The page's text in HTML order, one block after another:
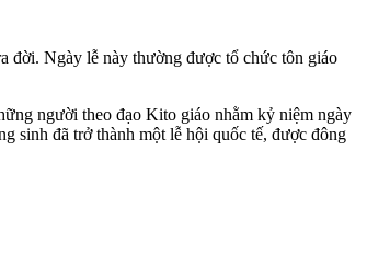
đời. Ngày lễ này thường được tổ chức tôn giáo
người theo đạo Kito giáo nhằm kỷ niệm ngày
sinh đã trở thành một lễ hội quốc tế, được đông